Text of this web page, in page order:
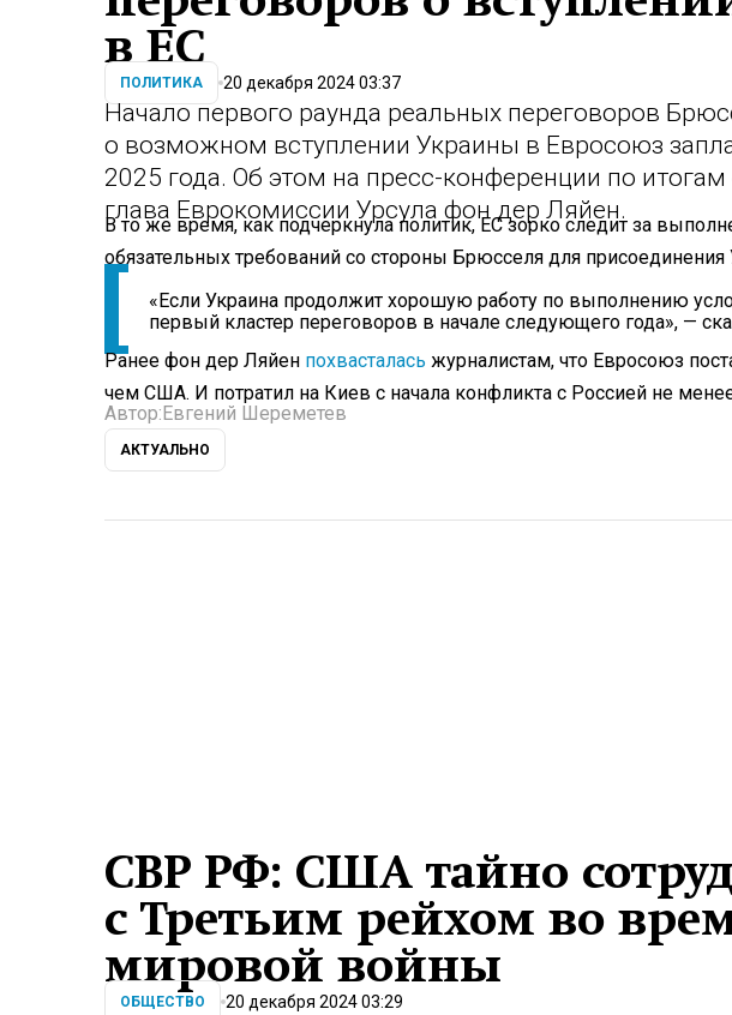
в ЕС
ПОЛИТИКА 20 декабря 2024 03:37
Начало первого раунда реальных переговоров
о возможном вступлении Украины в Евросоюз
2025 года. Об этом на пресс-конференции по
глава Еврокомиссии Урсула фон дер Ляйен.
В то же время, как подчеркнула политик, ЕС зорко следит за
обязательных требований со стороны Брюсселя для
«Если Украина продолжит хорошую работу по выполнению
первый кластер переговоров в начале следующего года», —
Ранее фон дер Ляйен похвасталась журналистам, что Евросоюз
чем США. И потратил на Киев с начала конфликта с Россией не
Автор:Евгений Шереметев
АКТУАЛЬНО
СВР РФ: США тайно
с Третьим рейхом во
мировой войны
ОБЩЕСТВО 20 декабря 2024 03:29